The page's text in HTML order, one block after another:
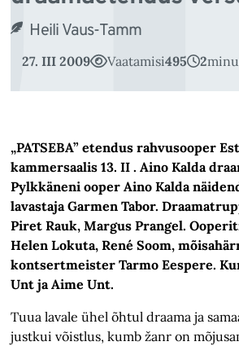
Heili Vaus-Tamm
27. III 2009 Vaatamisi495 2
„PATSEBA” etendus rahvusooper
kammersaalis 13. II . Aino Kalda
Pylkkäneni ooper Aino Kalda
lavastaja Garmen Tabor.
Piret Rauk, Margus Prangel.
Helen Lokuta, René Soom,
kontsertmeister Tarmo Eespere.
Unt ja Aime Unt.
Tuua lavale ühel õhtul draama ja
justkui võistlus, kumb žanr on